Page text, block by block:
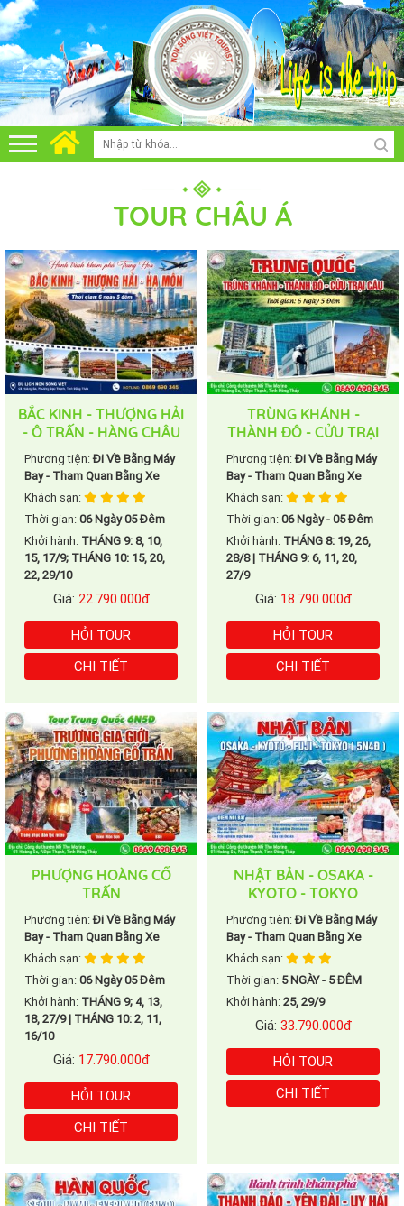
TOUR CHÂU Á
BẮC KINH - THƯỢNG HẢI
- Ô TRẤN - HÀNG CHÂU
- HẠ MÔN
Phương tiện:Đi Về Bằng Máy
Bay - Tham Quan Bằng Xe
Khách sạn:
Thời gian: 06 Ngày 05 Đêm
Khởi hành: THÁNG 9: 8, 10,
15, 17/9; THÁNG 10: 15, 20,
22, 29/10
Giá: 22.790.000đ
HỎI TOUR
CHI TIẾT
TRÙNG KHÁNH -
THÀNH ĐÔ - CỬU TRẠI
CÂU
Phương tiện:Đi Về Bằng Máy
Bay - Tham Quan Bằng Xe
Khách sạn:
Thời gian: 06 Ngày - 05 Đêm
Khởi hành: THÁNG 8: 19, 26,
28/8 | THÁNG 9: 6, 11, 20,
27/9
Giá: 18.790.000đ
HỎI TOUR
CHI TIẾT
PHƯỢNG HOÀNG CỔ
TRẤN
Phương tiện:Đi Về Bằng Máy
Bay - Tham Quan Bằng Xe
Khách sạn:
Thời gian: 06 Ngày 05 Đêm
Khởi hành: THÁNG 9; 4, 13,
18, 27/9 | THÁNG 10: 2, 11,
16/10
Giá: 17.790.000đ
HỎI TOUR
CHI TIẾT
NHẬT BẢN - OSAKA -
KYOTO - TOKYO
Phương tiện:Đi Về Bằng Máy
Bay - Tham Quan Bằng Xe
Khách sạn:
Thời gian: 5 NGÀY - 5 ĐÊM
Khởi hành: 25, 29/9
Giá: 33.790.000đ
HỎI TOUR
CHI TIẾT